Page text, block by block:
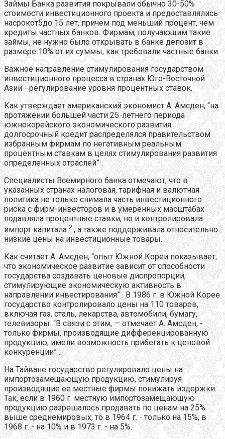
Займы Банка развития покрывали обычно 30-50%
стоимости инвестиционного проекта и предоставлялись
насрокот5до 15 лет, причем под меньший процент, чем
кредиты частных банков. Фирмам, получающим такие
займы, не нужно было открывать в банке депозит в
размере 10% от их суммы, как требовали частные банки.
Важное направление стимулирования государством
инвестиционного процесса в странах Юго-Восточной
Азии - регулирование уровня процентных ставок.
Как утверждает американский экономист А. Амсден, “на
протяжении большей части 25-летнего периода
южнокорейского экономического развития
долгосрочный кредит распределялся правительством
избранным фирмам по негативным реальным
процентным ставкам в целях стимулирования развития
определенных отраслей” .
Специалисты Всемирного банка отмечают, что в
указанных странах налоговая, тарифная и валютная
политика не только снимала часть инвестиционного
риска с фирм-инвесторов и в умеренных масштабах
подавляла процентные ставки, но и контролировала
импорт капитала 2 , а также поддерживала относительно
низкие цены на инвестиционные товары.
Как считает А. Амсден, “опыт Южной Кореи показывает,
что экономическое развитие зависит от способности
государства создавать ценовые диспропорции,
стимулирующие экономическую активность в
направлении инвестирования” . В 1986 г. в Южной Корее
государство контролировало цены на 110 товаров,
включая газ, сталь, лекарства, автомобили, бумагу,
телевизоры. “В связи с этим, — отмечает А. Амсден, -
только фирмы, производящие дифференцированную
продукцию, имели возможность прибегать к ценовой
конкуренции” .
На Тайване государство регулировало цены на
импортозамещающую продукцию, стимулируя
производящие ее местные фирмы понижать издержки.
Так, если в 1960 г. местную импортозамещающую
продукцию разрешалось продавать по ценам на 25%
выше среднемировых, то в 1964 г. - только на 15%, в
1968 г. - на 10% и в 1973 г. - на 5%.